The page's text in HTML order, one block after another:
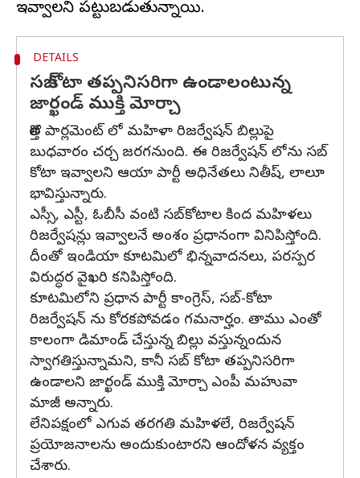
DETAILS
సబ్ కోటా తప్పనిసరిగా ఉండాలంటున్న
జార్ఖండ్ ముక్తి మోర్చా
కొత్త పార్లమెంట్ లో మహిళా రిజర్వేషన్ బిల్లుపై
బుధవారం చర్చ జరగనుంది. ఈ రిజర్వేషన్ లోను సబ్
కోటా ఇవ్వాలని ఆయా పార్టీ అధినేతలు నితీష్, లాలూ
భావిస్తున్నారు.
ఎస్సీ, ఎస్టీ, ఓబీసీ వంటి సబ్‌కోటాల కింద మహిళలు
రిజర్వేషన్లు ఇవ్వాలనే అంశం ప్రధానంగా వినిపిస్తోంది.
దీంతో ఇండియా కూటమిలో భిన్నవాదనలు, పరస్పర
విరుద్ధర వైఖరి కనిపిస్తోంది.
కూటమిలోని ప్రధాన పార్టీ కాంగ్రెస్, సబ్-కోటా
రిజర్వేషన్ ను కోరకపోవడం గమనార్హం. తాము ఎంతో
కాలంగా డిమాండ్ చేస్తున్న బిల్లు వస్తున్నందున
స్వాగతిస్తున్నామని, కానీ సబ్ కోటా తప్పనిసరిగా
ఉండాలని జార్ఖండ్ ముక్తి మోర్చా ఎంపీ మహువా
మాజీ అన్నారు.
లేనిపక్షంలో ఎగువ తరగతి మహిళలే, రిజర్వేషన్
ప్రయోజనాలను అందుకుంటారని ఆందోళన వ్యక్తం
చేశారు.